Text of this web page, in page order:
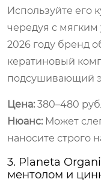
Используйте его
чередуя с
2026 году бренд
кератиновый
подсушивающий
Цена: 380–480
Нюанс: Может
наносите строго
3. Planeta
ментолом и